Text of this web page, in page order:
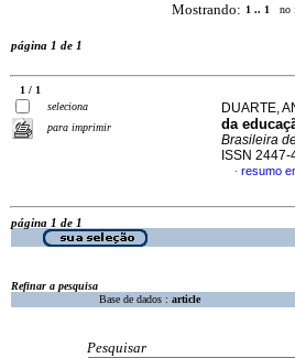
Mostrando: 1 .. 1 no
página 1 de 1
1 / 1
seleciona
para imprimir
DUARTE,
da
Brasileira
ISSN 2447-
· resumo
página 1 de 1
Refinar a pesquisa
Base de dados : article
Pesquisar